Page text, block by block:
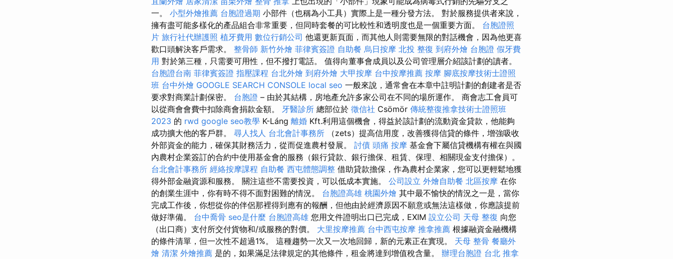
一。 小型外燴推薦 台胞證過期 小部件（也稱為小工具）實際上是一種分發方法。 對於服務提供者來說，
擁有盡可能多樣化的產品組合非常重要，但同時套餐的可比較性和透明度也是一個重要方面。 台胞證照
片 旅行社代辦護照 植牙費用 數位行銷公司 他還更新頁面，而其他人則需要無限的對話機會，因為他更喜
歡口頭解決客戶需求。 整骨師 新竹外燴 菲律賓簽證 自助餐 烏日按摩 北投 整復 到府外燴 台胞證 假牙費
用 對於第三種，只需要可用性，但不撥打電話。 值得向董事會成員以及公司管理層介紹該計劃的讀者。
台胞證台南 菲律賓簽證 指壓課程 台北外燴 到府外燴 大甲按摩 台中按摩推薦 按摩 腳底按摩技術士證照
班 台中外燴 GOOGLE SEARCH CONSOLE local seo 一般來說，通常會在本章中註明計劃的創建者是否
要求對商業計劃保密。 台胞證 – 由於其結構，房地產允許多家公司在不同的場所運作。 商會志工會員可
以從商會會費中扣除商會捐款金額。 牙醫診所 總部位於 徵信社 Csömör 傳統整復推拿技術士證照班
2023 的 rwd google seo教學 K-Láng 離婚 Kft.利用這個機會，得益於該計劃的流動資金貸款，他能夠
成功擴大他的客戶群。 尋人找人 台北會計事務所 （zets）提高信用度，改善獲得信貸的條件，增強吸收
外部資金的能力，確保其財務活力，從而促進農村發展。 討債 頭痛 按摩 基金會下屬信貸機構有權在與國
內農村企業簽訂的合約中使用基金會的服務（銀行貸款、銀行擔保、租賃、保理、相關現金支付擔保）。
台北會計事務所 經絡按摩課程 自助餐 西屯體態調整 借助貸款擔保，作為農村企業家，您可以更輕鬆地獲
得外部金融資源和服務。 關注這些不需要投資，可以低成本實施。 公司設立 外燴自助餐 北區按摩 在你
的創業生涯中，你有時不得不面對困難的情況。 台胞證高雄 桃園外燴 其中最不愉快的情況之一是，當你
完成工作後，你想從你的伴侶那裡得到應有的報酬，但他由於經濟原因不願意或無法這樣做，你應該提前
做好準備。 台中喬骨 seo是什麼 台胞證高雄 您用文件證明出口已完成，EXIM 設立公司 天母 整復 向您
（出口商）支付所交付貨物和/或服務的對價。 大里按摩推薦 台中西屯按摩 推拿推薦 根據融資金融機構
的條件清單，但一次性不超過1%。 這種趨勢一次又一次地回歸，新的元素正在實現。 天母 整骨 餐廳外
燴 清潔 外燴推薦 是的，如果滿足法律規定的其他條件，租金將達到增值稅含量。 辦理台胞證 台北 推拿